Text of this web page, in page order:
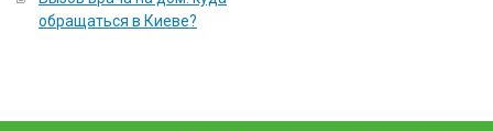
обращаться в Киеве?